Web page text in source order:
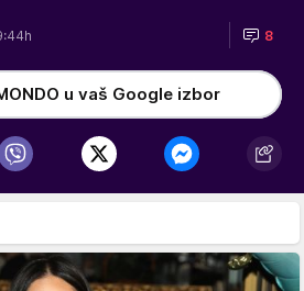
8
u vaš Google izbor